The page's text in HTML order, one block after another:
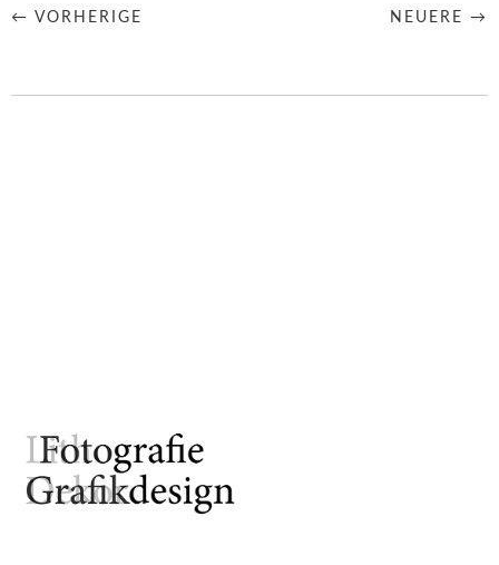
← VORHERIGE NEUERE →